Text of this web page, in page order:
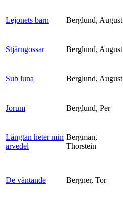
Lejonets barn Berglund, August
Stjärngossar Berglund, August
Sub luna Berglund, August
Jorum Berglund, Per
Längtan heter min
arvedel
Bergman,
Thorstein
De väntande Bergner, Tor